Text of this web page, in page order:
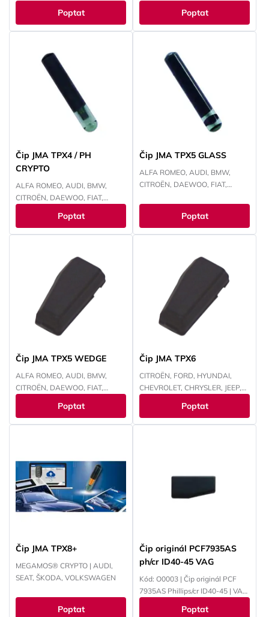
Poptat
KIA, MAZDA, MITSUBISHI,
NISSAN, PEUGEOT, RENAULT,
YAMAHA
Poptat
Čip JMA TPX4 / PH
CRYPTO
ALFA ROMEO, AUDI, BMW,
CITROËN, DAEWOO, FIAT,
CHEVROLET, CHRYSLER, ISUZU,
IVECO, JEEP, KIA, LANCIA, LAND
OPEL, PEUGEOT, RENAULT,
SMART, SUZUKI, TOYOTA,
VOKSWAGEN
Poptat
Čip JMA TPX5 GLASS
ALFA ROMEO, AUDI, BMW,
CITROËN, DAEWOO, FIAT,
CHEVROLET, CHRYSLER, ISUZU,
IVECO, JEEP, KAWASAKI, KIA,
LANCIA, LAND ROVER, LEXUS,
OPEL, PEUGEOT, RENAULT,
SMART, SUBARU, SUZUKI,
TOYOTA, VOKSWAGEN,
Poptat
Čip JMA TPX5 WEDGE
ALFA ROMEO, AUDI, BMW,
CITROËN, DAEWOO, FIAT,
CHEVROLET, CHRYSLER, ISUZU,
IVECO, JEEP, KAWASAKI, KIA,
OPEL, PEUGEOT, RENAULT,
SMART, SUBARU, SUZUKI,
TOYOTA, VOKSWAGEN,
YAMAHA
Poptat
Čip JMA TPX6
CITROËN, FORD, HYUNDAI,
CHEVROLET, CHRYSLER, JEEP,
MITSUBISHI, NISSAN, PEUGEOT,
RENAULT, SUBARU, SUZUKI,
Poptat
Čip JMA TPX8+
MEGAMOS® CRYPTO | AUDI,
SEAT, ŠKODA, VOLKSWAGEN
Poptat
Čip originál PCF7935AS
ph/cr ID40-45 VAG
Kód: O0003 | Čip originál PCF
7935AS Phillips/cr ID40-45 | VAG
Poptat